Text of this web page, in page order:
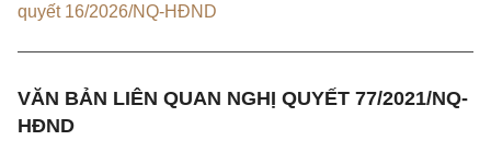
quyết 16/2026/NQ-HĐND
VĂN BẢN LIÊN QUAN NGHỊ QUYẾT 77/2021/NQ-
HĐND